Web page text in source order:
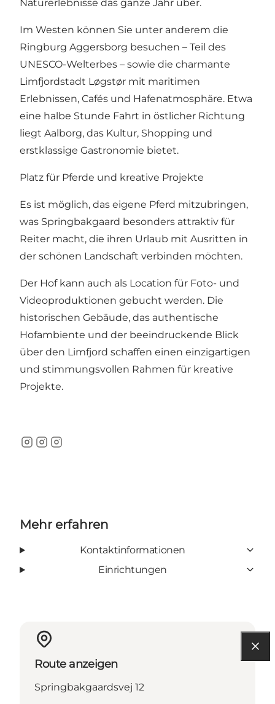
Naturerlebnisse das ganze Jahr über.
Im Westen können Sie unter anderem die
Ringburg Aggersborg besuchen – Teil des
UNESCO-Welterbes – sowie die charmante
Limfjordstadt Løgstør mit maritimen
Erlebnissen, Cafés und Hafenatmosphäre. Etwa
eine halbe Stunde Fahrt in östlicher Richtung
liegt Aalborg, das Kultur, Shopping und
erstklassige Gastronomie bietet.
Platz für Pferde und kreative Projekte
Es ist möglich, das eigene Pferd mitzubringen,
was Springbakgaard besonders attraktiv für
Reiter macht, die ihren Urlaub mit Ausritten in
der schönen Landschaft verbinden möchten.
Der Hof kann auch als Location für Foto- und
Videoproduktionen gebucht werden. Die
historischen Gebäude, das authentische
Hofambiente und der beeindruckende Blick
über den Limfjord schaffen einen einzigartigen
und stimmungsvollen Rahmen für kreative
Projekte.
Instagram
Instagram
Instagram
Mehr erfahren
Kontaktinformationen
Einrichtungen
Route anzeigen
Springbakgaardsvej 12